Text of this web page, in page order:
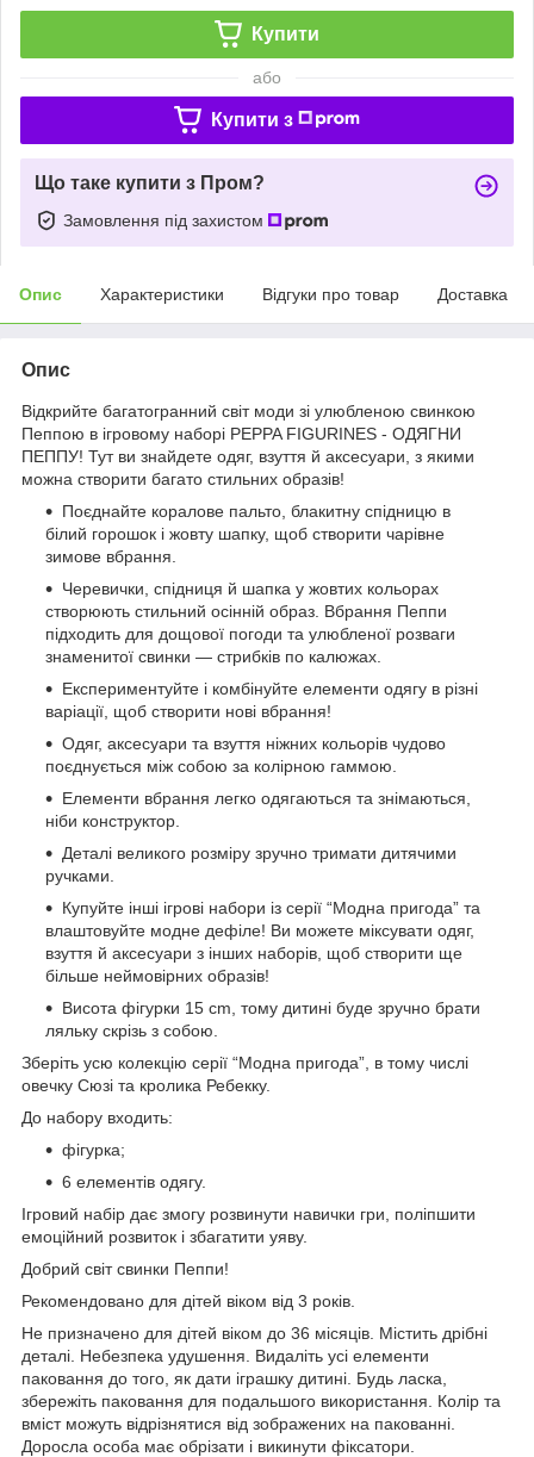
Купити
або
Купити з
Що таке купити з Пром?
Замовлення під захистом
Опис Характеристики Відгуки про товар Доставка
Опис
Відкрийте багатогранний світ моди зі улюбленою свинкою
Пеппою в ігровому наборі PEPPA FIGURINES - ОДЯГНИ
ПЕППУ! Тут ви знайдете одяг, взуття й аксесуари, з якими
можна створити багато стильних образів!
Поєднайте коралове пальто, блакитну спідницю в
білий горошок і жовту шапку, щоб створити чарівне
зимове вбрання.
Черевички, спідниця й шапка у жовтих кольорах
створюють стильний осінній образ. Вбрання Пеппи
підходить для дощової погоди та улюбленої розваги
знаменитої свинки — стрибків по калюжах.
Експериментуйте і комбінуйте елементи одягу в різні
варіації, щоб створити нові вбрання!
Одяг, аксесуари та взуття ніжних кольорів чудово
поєднується між собою за колірною гаммою.
Елементи вбрання легко одягаються та знімаються,
ніби конструктор.
Деталі великого розміру зручно тримати дитячими
ручками.
Купуйте інші ігрові набори із серії “Модна пригода” та
влаштовуйте модне дефіле! Ви можете міксувати одяг,
взуття й аксесуари з інших наборів, щоб створити ще
більше неймовірних образів!
Висота фігурки 15 cm, тому дитині буде зручно брати
ляльку скрізь з собою.
Зберіть усю колекцію серії “Модна пригода”, в тому числі
овечку Сюзі та кролика Ребекку.
До набору входить:
фігурка;
6 елементів одягу.
Ігровий набір дає змогу розвинути навички гри, поліпшити
емоційний розвиток і збагатити уяву.
Добрий світ свинки Пеппи!
Рекомендовано для дітей віком від 3 років.
Не призначено для дітей віком до 36 місяців. Містить дрібні
деталі. Небезпека удушення. Видаліть усі елементи
паковання до того, як дати іграшку дитині. Будь ласка,
збережіть паковання для подальшого використання. Колір та
вміст можуть відрізнятися від зображених на пакованні.
Доросла особа має обрізати і викинути фіксатори.